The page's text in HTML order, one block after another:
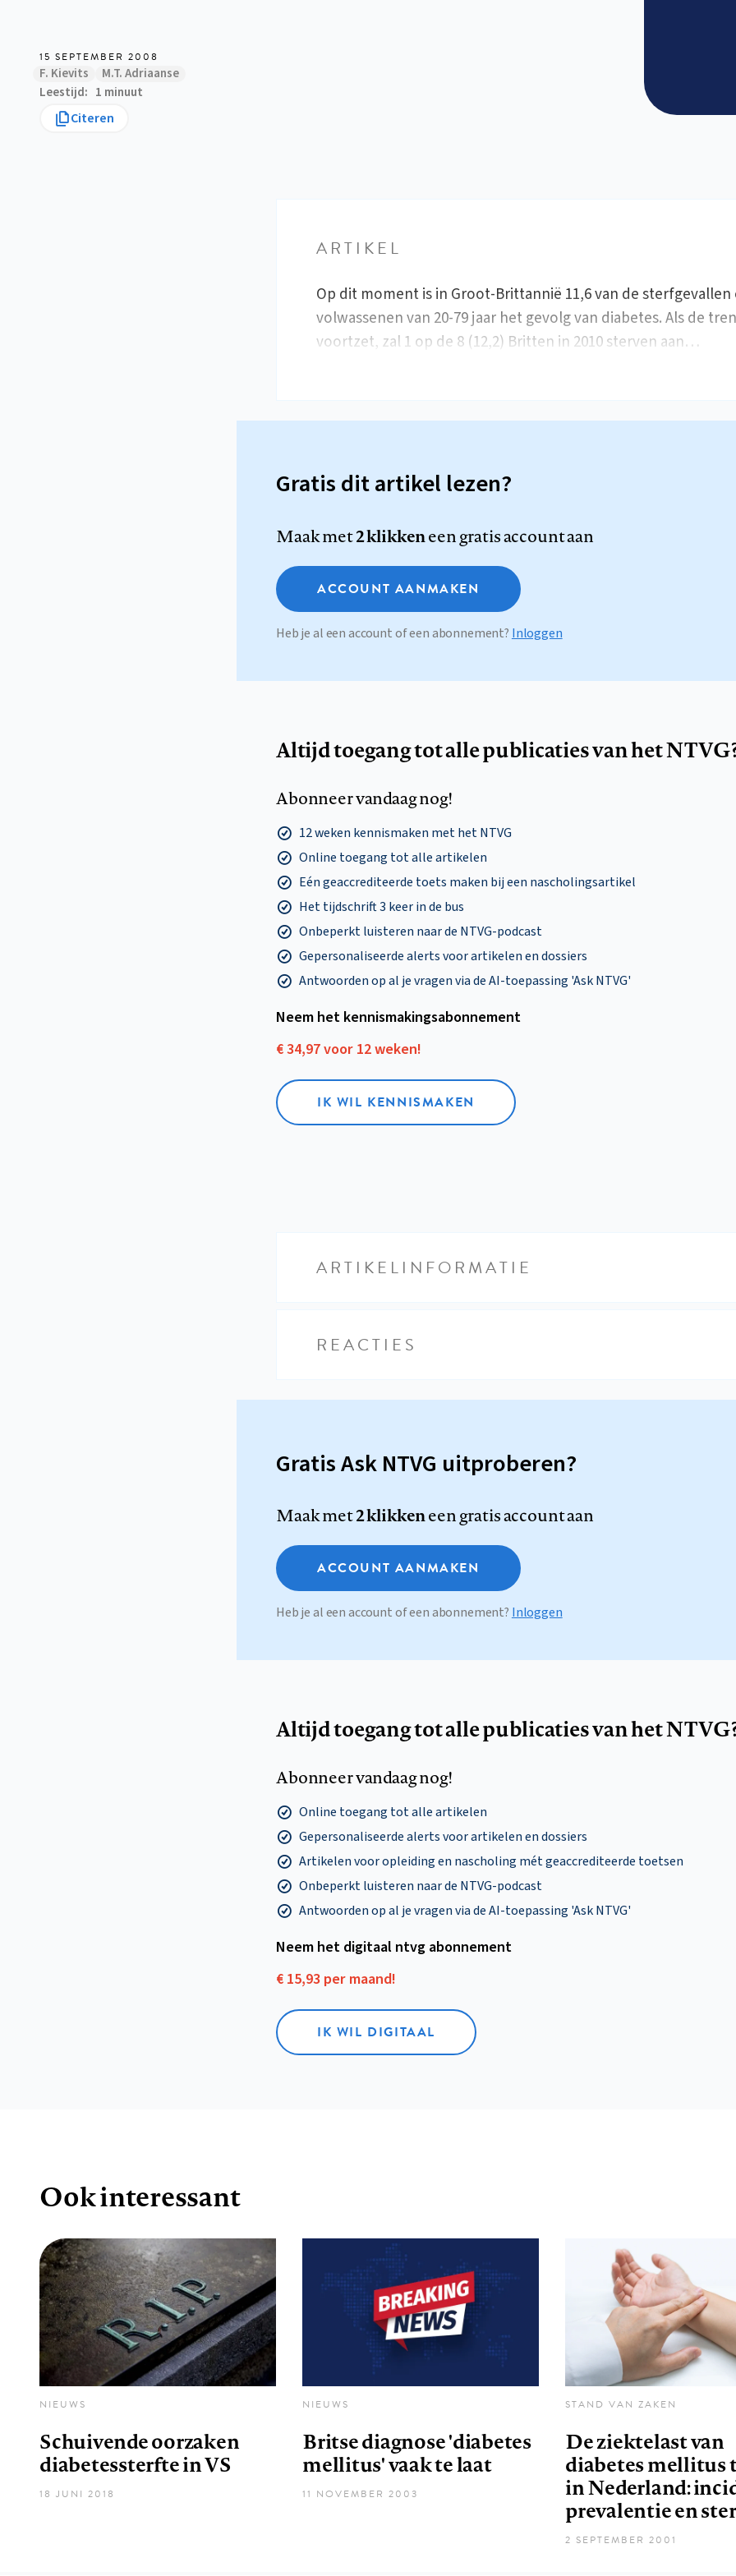
15 SEPTEMBER 2008
F. Kievits
M.T. Adriaanse
Leestijd
1 minuut
Citeren
ARTIKEL
Op dit moment is in Groot-Brittannië 11,6 van de
volwassenen van 20-79 jaar het gevolg van diabetes. Als de
voortzet, zal 1 op de 8 (12,2) Britten in 2010 sterven aan…
Gratis dit artikel lezen?
Maak met2 klikkeneen gratis account aan
ACCOUNT AANMAKEN
Heb je al een account of een abonnement? Inloggen
Altijd toegang tot alle publicaties van het
Abonneer vandaag nog!
12 weken kennismaken met het NTVG
Online toegang tot alle artikelen
Eén geaccrediteerde toets maken bij een nascholingsartikel
Het tijdschrift 3 keer in de bus
Onbeperkt luisteren naar de NTVG-podcast
Gepersonaliseerde alerts voor artikelen en dossiers
Antwoorden op al je vragen via de AI-toepassing 'Ask NTVG'
Neem het kennismakings­abonnement
€ 34,97 voor 12 weken!
IK WIL KENNISMAKEN
ARTIKELINFORMATIE
REACTIES
Gratis Ask NTVG uitproberen?
Maak met2 klikkeneen gratis account aan
ACCOUNT AANMAKEN
Heb je al een account of een abonnement? Inloggen
Altijd toegang tot alle publicaties van het
Abonneer vandaag nog!
Online toegang tot alle artikelen
Gepersonaliseerde alerts voor artikelen en dossiers
Artikelen voor opleiding en nascholing mét geaccrediteerde toetsen
Onbeperkt luisteren naar de NTVG-podcast
Antwoorden op al je vragen via de AI-toepassing 'Ask NTVG'
Neem het digitaal ntvg abonnement
€ 15,93 per maand!
IK WIL DIGITAAL
Ook interessant
NIEUWS
Schuivende oorzaken
diabetessterfte in VS
18 JUNI 2018
NIEUWS
Britse diagnose 'diabetes
mellitus' vaak te laat
11 NOVEMBER 2003
STAND VAN ZAKEN
De ziektelast van
diabetes mellitus
in Nederland:
prevalentie en
2 SEPTEMBER 2001